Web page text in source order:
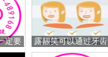
定要
露龈笑可以通过牙齿
矫正改善吗？